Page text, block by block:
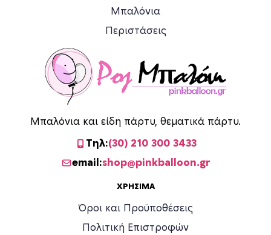
Μπαλόνια
Περιστάσεις
Μπαλόνια και είδη πάρτυ, θεματικά πάρτυ.
Τηλ:(30) 210 300 3433
email:shop@pinkballoon.gr
ΧΡΉΣΙΜΑ
Όροι και Προϋποθέσεις
Πολιτική Επιστροφών